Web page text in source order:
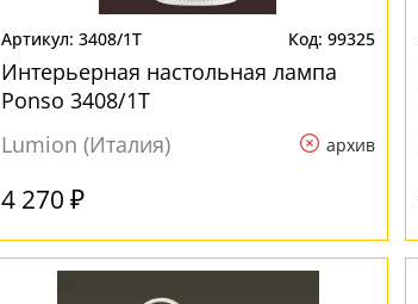
3408/1T 99325
Интерьерная настольная лампа
Ponso 3408/1T
Lumion (Италия)
архив
4 270 ₽